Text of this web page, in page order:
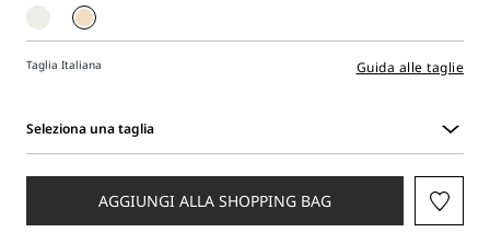
Taglia Italiana Guida alle taglie
Seleziona una taglia
una
AGGIUNGI ALLA SHOPPING BAG